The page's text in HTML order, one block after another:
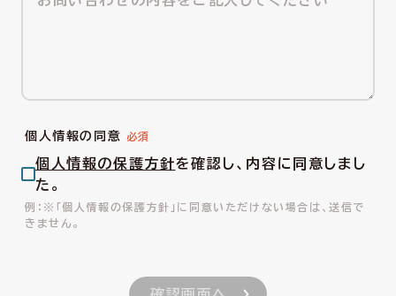
個人情報の同意
個人情報の保護方針を確認し、内容に同意しまし
た。
※「個人情報の保護方針」に同意いただけない場合は、送信で
きません。